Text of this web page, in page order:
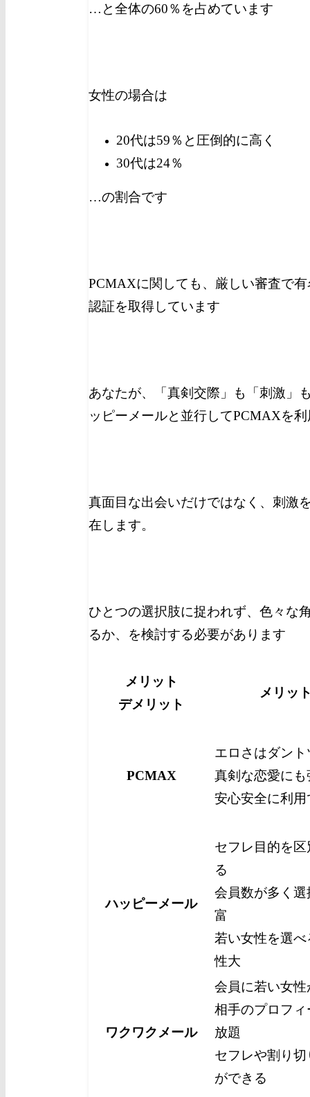
…と全体の60％を占めています
女性の場合は
20代は59％と圧倒的に高く
30代は24％
…の割合です
PCMAXに関しても、厳しい審査で
認証を取得しています
あなたが、「真剣交際」も「刺激」
ッピーメールと並行してPCMAXを
真面目な出会いだけではなく、刺激
在します。
ひとつの選択肢に捉われず、色々な
るか、を検討する必要があります
メリット
デメリット
メリッ
PCMAX
エロさはダント
真剣な恋愛にも
安心安全に利用
ハッピーメール
セフレ目的を区
る
会員数が多く選
富
若い女性を選べ
性大
ワクワクメール
会員に若い女性
相手のプロフィ
放題
セフレや割り切
ができる